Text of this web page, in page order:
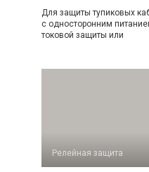
Для защиты тупиковых
с односторонним
токовой защиты или
Релейная защита